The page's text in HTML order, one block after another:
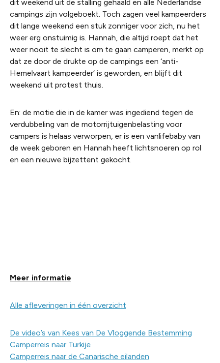
dit weekend uit de stalling gehaald en alle Nederlandse
campings zijn volgeboekt. Toch zagen veel kampeerders
dit lange weekend een stuk zonniger voor zich, nu het
weer erg onstuimig is. Hannah, die altijd roept dat het
weer nooit te slecht is om te gaan camperen, merkt op
dat ze door de drukte op de campings een ‘anti-
Hemelvaart kampeerder’ is geworden, en blijft dit
weekend uit protest thuis.
En: de motie die in de kamer was ingediend tegen de
verdubbeling van de motorrijtuigenbelasting voor
campers is helaas verworpen, er is een vanlifebaby van
de week geboren en Hannah heeft lichtsnoeren op rol
en een nieuwe bijzettent gekocht.
Meer informatie
Alle afleveringen in één overzicht
De video’s van Kees van De Vloggende Bestemming
Camperreis naar Turkije
Camperreis naar de Canarische eilanden